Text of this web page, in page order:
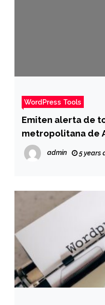
WordPress Tools
Emiten alerta de
metropolitana de
admin 5 years